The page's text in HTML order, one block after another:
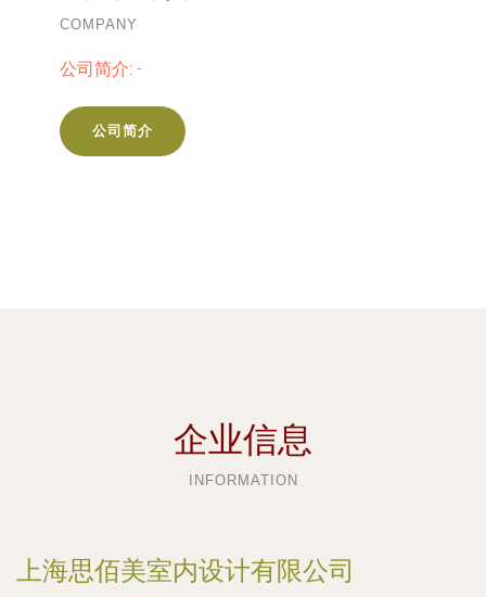
COMPANY
公司简介: -
公司简介
企业信息
INFORMATION
上海思佰美室内设计有限公司